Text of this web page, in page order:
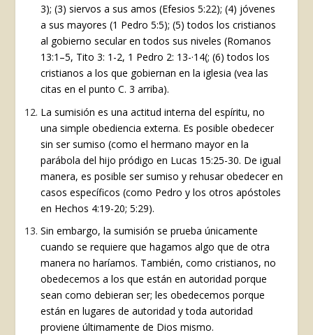
3); (3) siervos a sus amos (Efesios 5:22); (4) jóvenes
a sus mayores (1 Pedro 5:5); (5) todos los cristianos
al gobierno secular en todos sus niveles (Romanos
13:1–5, Tito 3: 1-2, 1 Pedro 2: 13-·14(; (6) todos los
cristianos a los que gobiernan en la iglesia (vea las
citas en el punto C. 3 arriba).
La sumisión es una actitud interna del espíritu, no
una simple obediencia externa. Es posible obedecer
sin ser sumiso (como el hermano mayor en la
parábola del hijo pródigo en Lucas 15:25-30. De igual
manera, es posible ser sumiso y rehusar obedecer en
casos específicos (como Pedro y los otros apóstoles
en Hechos 4:19-20; 5:29).
Sin embargo, la sumisión se prueba únicamente
cuando se requiere que hagamos algo que de otra
manera no haríamos. También, como cristianos, no
obedecemos a los que están en autoridad porque
sean como debieran ser; les obedecemos porque
están en lugares de autoridad y toda autoridad
proviene últimamente de Dios mismo.